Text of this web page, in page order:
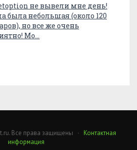
не вывели мне день!
была небольшая (около 120
но все же очень
Мо…
Все права защищены · Контактная
информация